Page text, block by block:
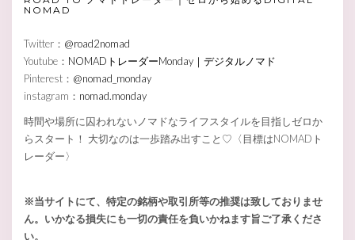
NOMAD
Twitter： @road2nomad
Youtube： NOMADトレーダーMonday｜デジタルノマド
Pinterest： @nomad_monday
instagram： nomad.monday
時間や場所に囚われないノマドなライフスタイルを目指しゼロか
らスタート！ 大切なのは一歩踏み出すこと♡〈目標はNOMADト
レーダー〉
※当サイトにて、特定の銘柄や取引所等の推奨は致しておりませ
ん。いかなる損失にも一切の責任を負いかねます旨ご了承くださ
い。